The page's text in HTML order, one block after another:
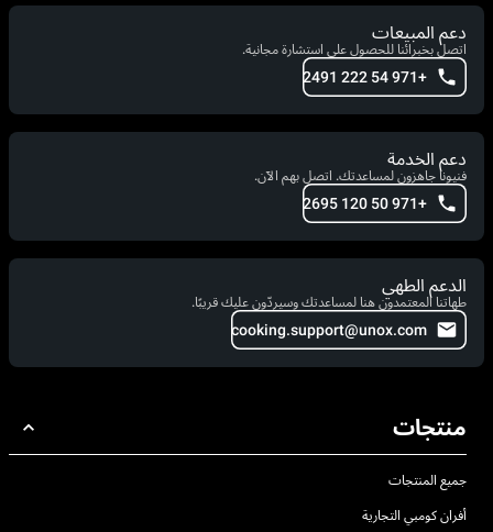
دعم المبيعات
اتصل بخبرائنا للحصول على استشارة مجانية.
+971 54 222 2491
دعم الخدمة
فنيونا جاهزون لمساعدتك. اتصل بهم الآن.
+971 50 120 2695
الدعم الطهي
طهاتنا المعتمدون هنا لمساعدتك وسيردّون عليك قريبًا.
cooking.support@unox.com
منتجات
جميع المنتجات
أفران كومبي التجارية